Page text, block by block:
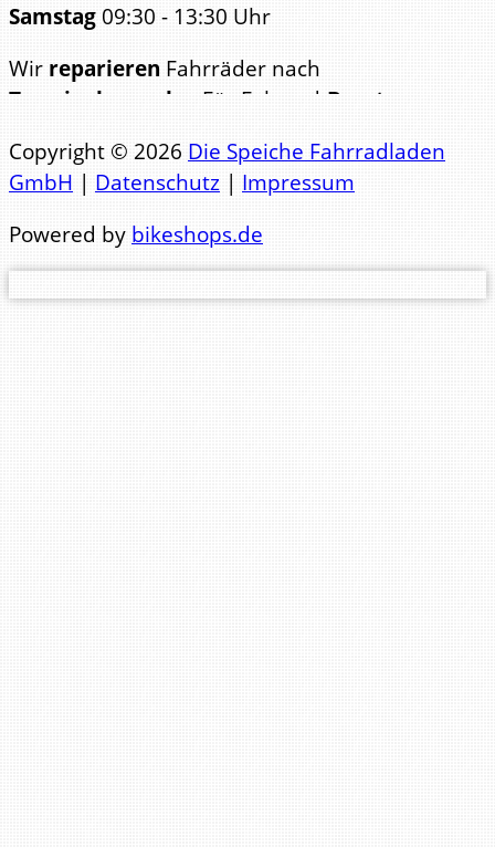
Samstag 09:30 - 13:30 Uhr
Wir reparieren Fahrräder nach
Terminabsprache
. Für Fahrrad- Beratungen
Telefon Werkstatt: 0441 83471
Copyright © 2026 Die Speiche Fahrradladen
GmbH | Datenschutz | Impressum
Powered by bikeshops.de